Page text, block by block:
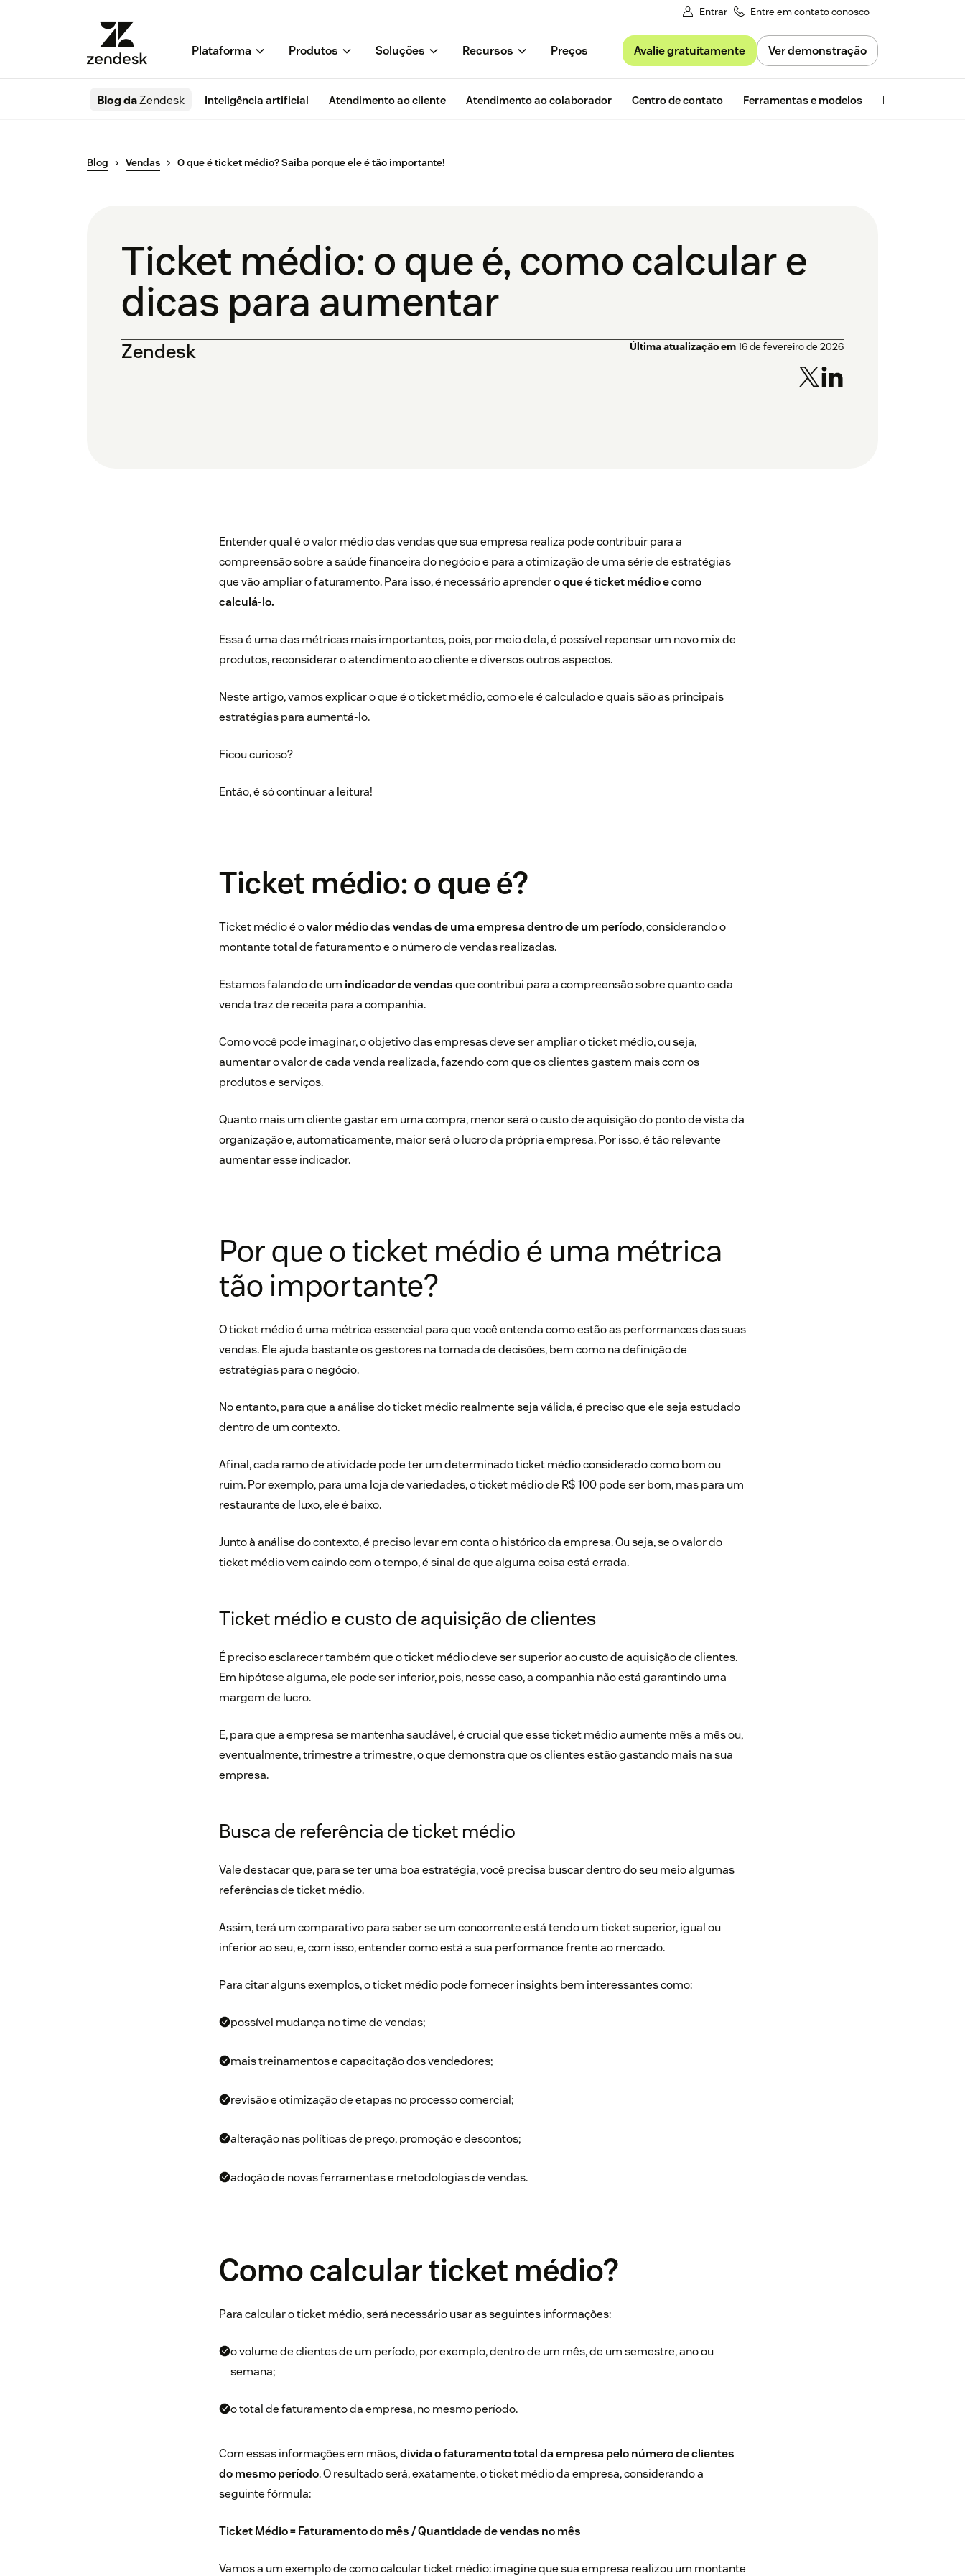
Entrar Entre em contato conosco
Plataforma Produtos Soluções Recursos Preços Avalie gratuitamente Ver demonstração
Blog daZendesk Inteligência artificial Atendimento ao cliente Atendimento ao colaborador Centro de contato Ferramentas e modelos Insights da
Blog Vendas O que é ticket médio? Saiba porque ele é tão importante!
Ticket médio: o que é, como calcular e
dicas para aumentar
Zendesk Última atualização em16 de fevereiro de 2026
Entender qual é o valor médio das vendas que sua empresa realiza pode contribuir para a
compreensão sobre a saúde financeira do negócio e para a otimização de uma série de estratégias
que vão ampliar o faturamento. Para isso, é necessário aprendero que é ticket médio e como
calculá-lo.
Essa é uma das métricas mais importantes, pois, por meio dela, é possível repensar um novo mix de
produtos, reconsiderar o atendimento ao cliente e diversos outros aspectos.
Neste artigo, vamos explicar o que é o ticket médio, como ele é calculado e quais são as principais
estratégias para aumentá-lo.
Ficou curioso?
Então, é só continuar a leitura!
Ticket médio: o que é?
Ticket médio é ovalor médio das vendas de uma empresa dentro de um período, considerando o
montante total de faturamento e o número de vendas realizadas.
Estamos falando de um indicador de vendasque contribui para a compreensão sobre quanto cada
venda traz de receita para a companhia.
Como você pode imaginar, o objetivo das empresas deve ser ampliar o ticket médio, ou seja,
aumentar o valor de cada venda realizada, fazendo com que os clientes gastem mais com os
produtos e serviços.
Quanto mais um cliente gastar em uma compra, menor será o custo de aquisição do ponto de vista da
organização e, automaticamente, maior será o lucro da própria empresa. Por isso, é tão relevante
aumentar esse indicador.
Por que o ticket médio é uma métrica
tão importante?
O ticket médio é uma métrica essencial para que você entenda como estão as performances das suas
vendas. Ele ajuda bastante os gestores na tomada de decisões, bem como na definição de
estratégias para o negócio.
No entanto, para que a análise do ticket médio realmente seja válida, é preciso que ele seja estudado
dentro de um contexto.
Afinal, cada ramo de atividade pode ter um determinado ticket médio considerado como bom ou
ruim. Por exemplo, para uma loja de variedades, o ticket médio de R$ 100 pode ser bom, mas para um
restaurante de luxo, ele é baixo.
Junto à análise do contexto, é preciso levar em conta o histórico da empresa. Ou seja, se o valor do
ticket médio vem caindo com o tempo, é sinal de que alguma coisa está errada.
Ticket médio e custo de aquisição de clientes
É preciso esclarecer também que o ticket médio deve ser superior ao custo de aquisição de clientes.
Em hipótese alguma, ele pode ser inferior, pois, nesse caso, a companhia não está garantindo uma
margem de lucro.
E, para que a empresa se mantenha saudável, é crucial que esse ticket médio aumente mês a mês ou,
eventualmente, trimestre a trimestre, o que demonstra que os clientes estão gastando mais na sua
empresa.
Busca de referência de ticket médio
Vale destacar que, para se ter uma boa estratégia, você precisa buscar dentro do seu meio algumas
referências de ticket médio.
Assim, terá um comparativo para saber se um concorrente está tendo um ticket superior, igual ou
inferior ao seu, e, com isso, entender como está a sua performance frente ao mercado.
Para citar alguns exemplos, o ticket médio pode fornecer insights bem interessantes como:
possível mudança no time de vendas;
mais treinamentos e capacitação dos vendedores;
revisão e otimização de etapas no processo comercial;
alteração nas políticas de preço, promoção e descontos;
adoção de novas ferramentas e metodologias de vendas.
Como calcular ticket médio?
Para calcular o ticket médio, será necessário usar as seguintes informações:
o volume de clientes de um período, por exemplo, dentro de um mês, de um semestre, ano ou
semana;
o total de faturamento da empresa, no mesmo período.
Com essas informações em mãos,divida o faturamento total da empresa pelo número de clientes
do mesmo período. O resultado será, exatamente, o ticket médio da empresa, considerando a
seguinte fórmula:
Ticket Médio = Faturamento do mês / Quantidade de vendas no mês
Vamos a um exemplo de como calcular ticket médio: imagine que sua empresa realizou um montante